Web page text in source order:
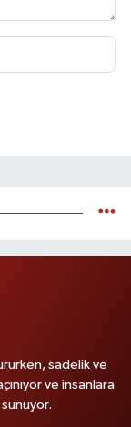
sadelik ve
ve insanlara